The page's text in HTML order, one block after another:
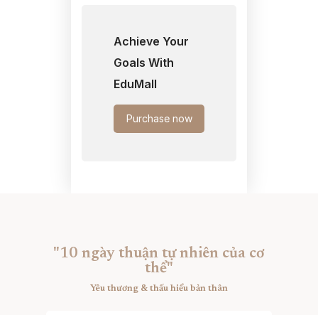
Achieve Your
Goals With
EduMall
Purchase now
"10 ngày thuận tự nhiên của cơ
thể"
Yêu thương & thấu hiểu bản thân